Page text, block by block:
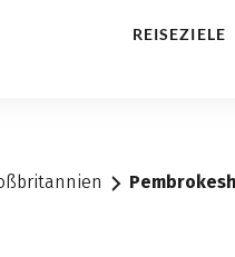
REISEZIELE